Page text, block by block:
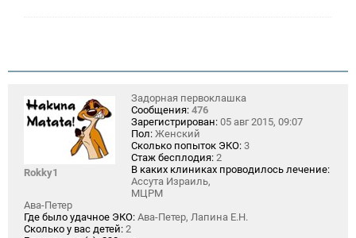
Rokky1
Задорная первоклашка
Сообщения: 476
Зарегистрирован: 05 авг 2015, 09:07
Пол: Женский
Сколько попыток ЭКО: 3
Стаж бесплодия: 2
В каких клиниках проводилось лечение:
Ассута Израиль,
МЦРМ
Ава-Петер
Где было удачное ЭКО: Ава-Петер, Лапина Е.Н.
Сколько у вас детей: 2